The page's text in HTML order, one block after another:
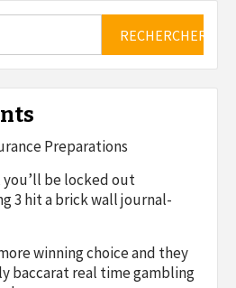
Preparations
be locked out
3 hit a brick wall journal-
winning choice and they
baccarat real time gambling